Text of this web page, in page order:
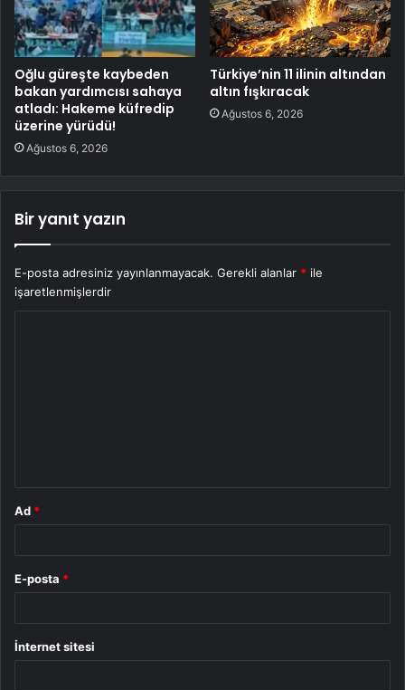
Oğlu güreşte kaybeden
bakan yardımcısı sahaya
atladı: Hakeme küfredip
üzerine yürüdü!
Ağustos 6, 2026
Türkiye’nin 11 ilinin altından
altın fışkıracak
Ağustos 6, 2026
Bir yanıt yazın
E-posta adresiniz yayınlanmayacak. Gerekli alanlar * ile
işaretlenmişlerdir
Ad *
E-posta *
İnternet sitesi